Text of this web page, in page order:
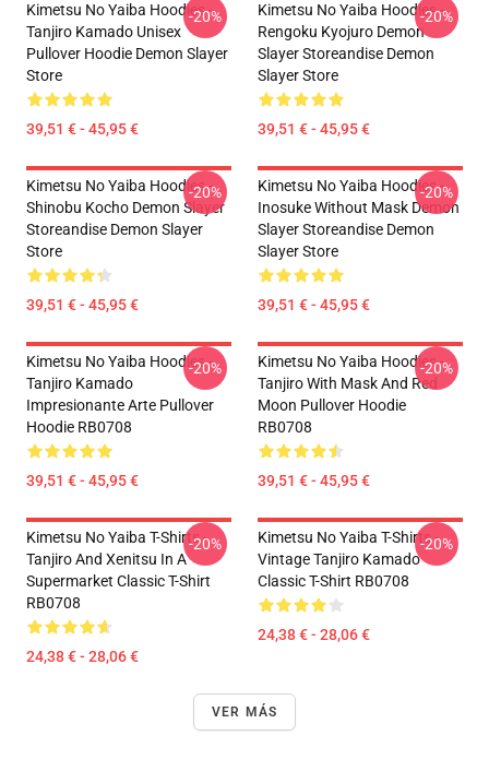
Kimetsu No Yaiba Hoodies -
Tanjiro Kamado Unisex
Pullover Hoodie Demon Slayer
Store
39,51 € - 45,95 €
-20%
Kimetsu No Yaiba Hoodies -
Rengoku Kyojuro Demon
Slayer Storeandise Demon
Slayer Store
39,51 € - 45,95 €
-20%
Kimetsu No Yaiba Hoodies -
Shinobu Kocho Demon Slayer
Storeandise Demon Slayer
Store
39,51 € - 45,95 €
-20%
Kimetsu No Yaiba Hoodies -
Inosuke Without Mask Demon
Slayer Storeandise Demon
Slayer Store
39,51 € - 45,95 €
-20%
Kimetsu No Yaiba Hoodies -
Tanjiro Kamado
Impresionante Arte Pullover
Hoodie RB0708
39,51 € - 45,95 €
-20%
Kimetsu No Yaiba Hoodies -
Tanjiro With Mask And Red
Moon Pullover Hoodie
RB0708
39,51 € - 45,95 €
-20%
Kimetsu No Yaiba T-Shirts -
Tanjiro And Xenitsu In A
Supermarket Classic T-Shirt
RB0708
24,38 € - 28,06 €
-20%
Kimetsu No Yaiba T-Shirts -
Vintage Tanjiro Kamado
Classic T-Shirt RB0708
24,38 € - 28,06 €
-20%
VER MÁS